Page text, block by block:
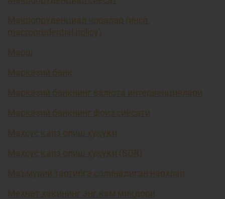
Макропруденциал чоралар (ингл.
macroprudential policy)
Маош
Марказий банк
Марказий банкнинг валюта интервенциялари
Марказий банкнинг фоиз сиёсати
Махсус қарз олиш ҳуқуқи
Махсус қарз олиш ҳуқуқи (SDR)
Маъмурий тартибга солинадиган нархлар
Меҳнат ҳақининг энг кам миқдори